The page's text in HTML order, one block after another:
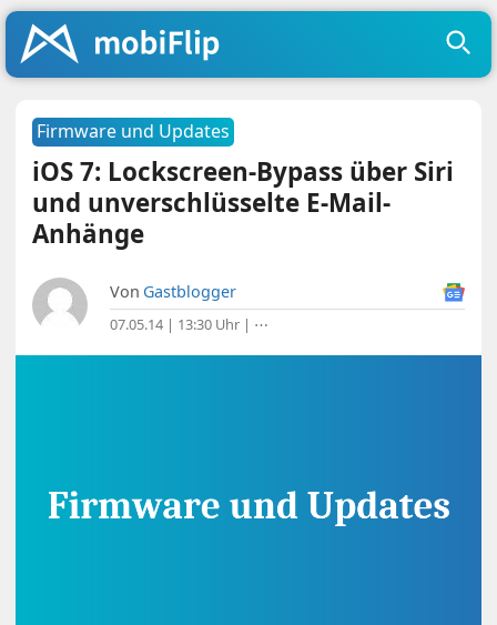
Firmware und Updates
iOS 7: Lockscreen-Bypass über Siri
und unverschlüsselte E-Mail-
Anhänge
Von Gastblogger
07.05.14 | 13:30 Uhr | ⋯